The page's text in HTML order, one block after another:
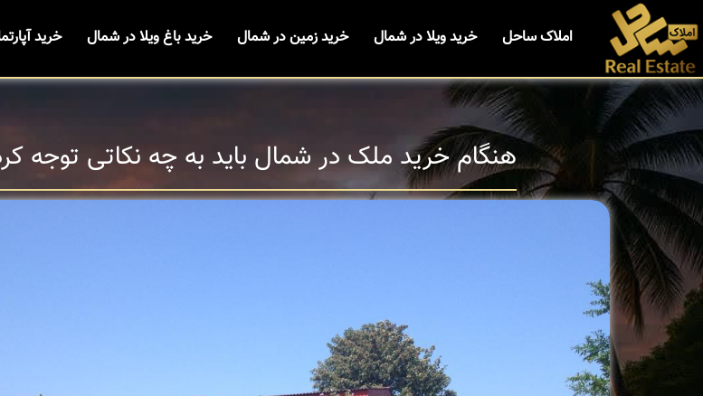
املاک ساحل خرید ویلا در شمال خرید زمین در شمال خرید باغ ویلا در شمال خرید
هنگام خرید ملک در شمال باید به چه نکاتی توجه